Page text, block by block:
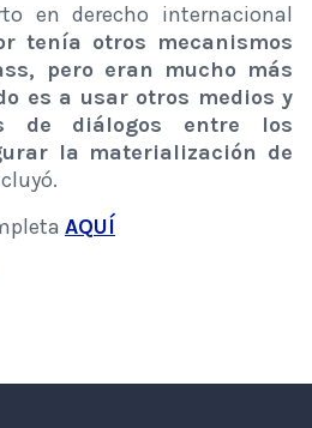
en derecho internacional
tenía otros mecanismos
pero eran mucho más
es a usar otros medios y
de diálogos entre los
la materialización de
AQUÍ